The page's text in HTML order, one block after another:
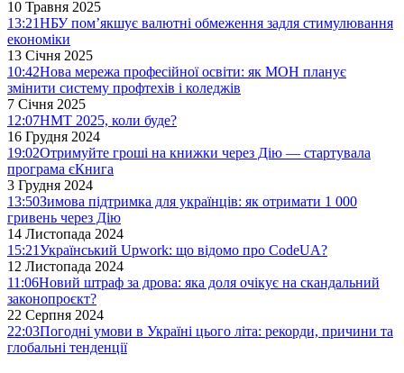
10 Травня 2025
13:21НБУ пом’якшує валютні обмеження задля стимулювання
економіки
13 Січня 2025
10:42Нова мережа професійної освіти: як МОН планує
змінити систему профтехів і коледжів
7 Січня 2025
12:07НМТ 2025, коли буде?
16 Грудня 2024
19:02Отримуйте гроші на книжки через Дію — стартувала
програма єКнига
3 Грудня 2024
13:50Зимова підтримка для українців: як отримати 1 000
гривень через Дію
14 Листопада 2024
15:21Український Upwork: що відомо про CodeUA?
12 Листопада 2024
11:06Новий штраф за дрова: яка доля очікує на скандальний
законопроєкт?
22 Серпня 2024
22:03Погодні умови в Україні цього літа: рекорди, причини та
глобальні тенденції